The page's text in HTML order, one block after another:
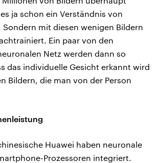
ja schon ein Verständnis von
Sondern mit diesen wenigen Bildern
Ein paar von den
Netz werden dann so
das individuelle Gesicht erkannt wird
Bildern, die man von der Person
Huawei haben neuronale
Prozessoren integriert.